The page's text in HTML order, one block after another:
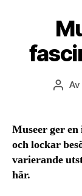
Av
Museer ger
och lockar
varierande
här.